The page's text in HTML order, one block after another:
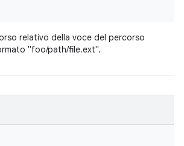
relativo della voce del percorso
"foo/path/file.ext".